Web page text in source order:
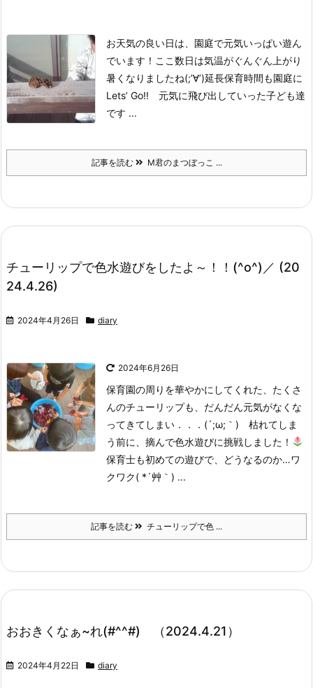
お天気の良い日は、園庭で元気いっぱい遊ん
でいます！ここ数日は気温がぐんぐん上がり
暑くなりましたね(;’∀’)延長保育時間も園庭に
Lets’ Go!! 元気に飛び出していった子ども達
です ...
記事を読む M君のまつぼっこ ...
チューリップで色水遊びをしたよ～！！(^o^)／ (20
24.4.26)
2024年4月26日 diary
2024年6月26日
保育園の周りを華やかにしてくれた、たくさ
んのチューリップも、だんだん元気がなくな
ってきてしまい．．．(´;ω;｀) 枯れてしま
う前に、摘んで色水遊びに挑戦しました！
保育士も初めての遊びで、どうなるのか…ワ
クワク( *´艸｀) ...
記事を読む チューリップで色 ...
おおきくなぁ~れ(#^^#) （2024.4.21）
2024年4月22日 diary